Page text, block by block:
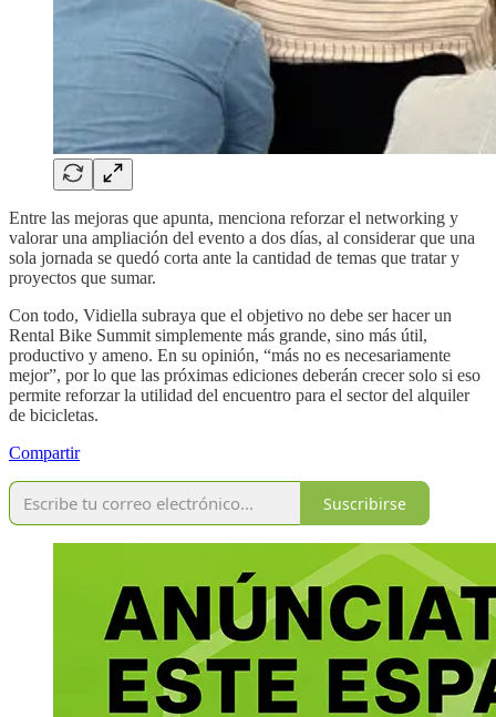
Entre las mejoras que apunta, menciona reforzar el networking y
valorar una ampliación del evento a dos días, al considerar que una
sola jornada se quedó corta ante la cantidad de temas que tratar y
proyectos que sumar.
Con todo, Vidiella subraya que el objetivo no debe ser hacer un
Rental Bike Summit simplemente más grande, sino más útil,
productivo y ameno. En su opinión, “más no es necesariamente
mejor”, por lo que las próximas ediciones deberán crecer solo si eso
permite reforzar la utilidad del encuentro para el sector del alquiler
de bicicletas.
Compartir
Suscribirse